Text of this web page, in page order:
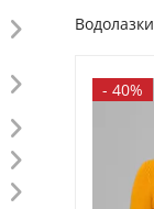
Водолазки
- 40%